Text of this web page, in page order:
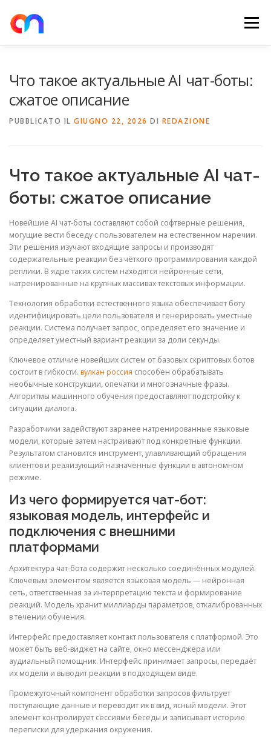
contenuto
Menu
Что такое актуальные AI чат-боты:
сжатое описание
PUBBLICATO IL GIUGNO 22, 2026 DI REDAZIONE
Что такое актуальные AI чат-
боты: сжатое описание
Новейшие AI чат-боты составляют собой софтверные решения,
могущие вести беседу с пользователем на естественном наречии.
Эти решения изучают входящие запросы и производят
содержательные реакции без чёткого программирования каждой
реплики. В ядре таких систем находятся нейронные сети,
натренированные на крупных массивах текстовых информации.
Технология обработки естественного языка обеспечивает боту
идентифицировать цели пользователя и генерировать уместные
реакции. Система получает запрос, определяет его значение и
определяет уместный вариант реакции за доли секунды.
Ключевое отличие новейших систем от базовых скриптовых ботов
состоит в гибкости. вулкан россия способен обрабатывать
необычные конструкции, опечатки и многозначные фразы.
Алгоритмы машинного обучения предоставляют подстройку к
ситуации диалога.
Разработчики задействуют заранее натренированные языковые
модели, которые затем настраивают под конкретные функции.
Результатом становится инструмент, улавливающий обращения
клиентов и реализующий назначенные функции в автономном
режиме.
Из чего формируется чат-бот:
языковая модель, интерфейс и
подключения с внешними
платформами
Архитектура чат-бота содержит несколько соединённых модулей.
Ключевым элементом является языковая модель — нейронная
сеть, ответственная за интерпретацию текста и формирование
реакций. Модель хранит миллиарды параметров, откалиброванных
в течении обучения.
Интерфейс предоставляет контакт пользователя с платформой. Это
может быть веб-виджет на сайте, окно мессенджера или
аудиальный помощник. Интерфейс принимает запросы, передаёт
их модели и выводит реакции в подходящем виде.
Промежуточный компонент обработки запросов фильтрует
поступающие данные и переводит их в вид, ясный модели. Этот
элемент контролирует сессиями беседы и записывает историю
переписки для удержания окружения.